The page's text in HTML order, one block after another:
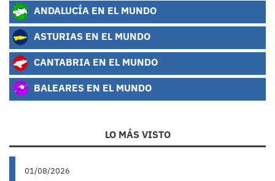
ANDALUCÍA EN EL MUNDO
ASTURIAS EN EL MUNDO
CANTABRIA EN EL MUNDO
BALEARES EN EL MUNDO
LO MÁS VISTO
01/08/2026